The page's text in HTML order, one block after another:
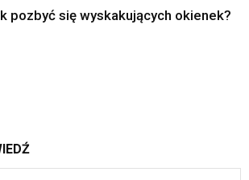
pozbyć się wyskakujących okienek?